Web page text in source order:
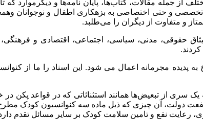
از جمله مقالات، کتاب‌ها، پایان نامه‌ها و دیگرموارد
و حتی اختصاصی به بزهکاری اطفال و نوجوانان
و متفاوت از دیگران را می‌طلبد.
حقوقی، مدنی، سیاسی، اجتماعی، اقتصادی و
مجرمانه اعمال می شود. این اسناد را ما از
سری از تبعیض‌ها همانند استثنائاتی که در قواعد پکن
دولت، آن چیزی که ذیل ماده سه کنوانسیون کودک
نفع و تامین سلامت کودک بر سایر مسائل تقدم